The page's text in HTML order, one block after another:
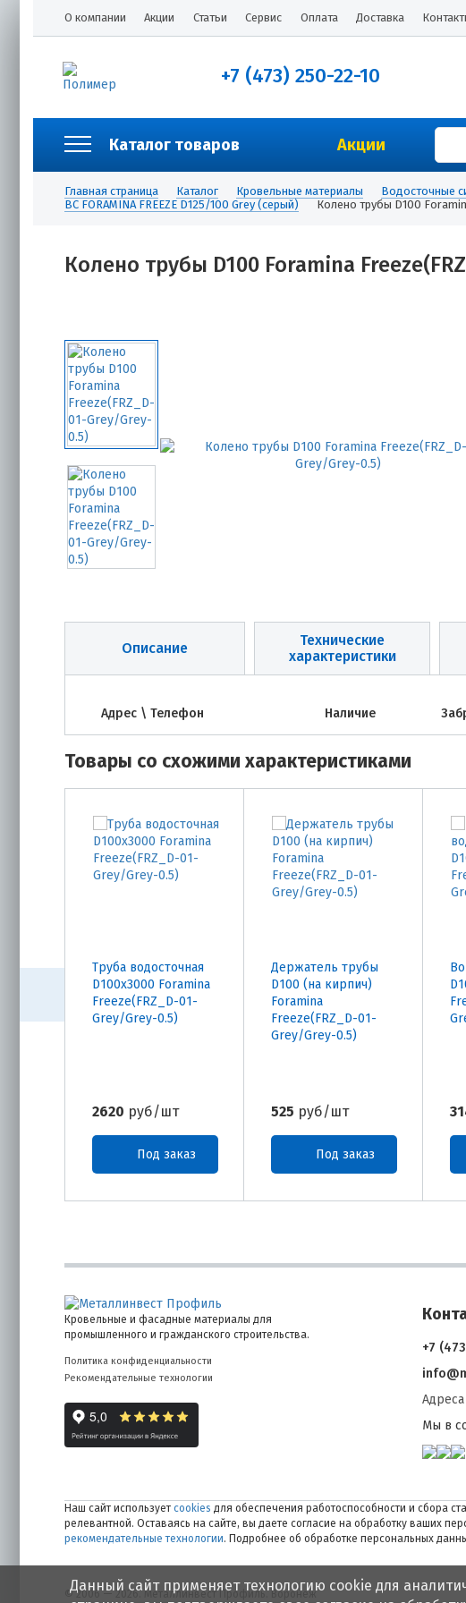
О компании Акции Статьи Сервис Оплата Доставка
+7 (473) 250-22-10
Каталог товаров Акции
Главная страница Каталог Кровельные материалы Водосточные
ВС FORAMINA FREEZE D125/100 Grey (серый)
Колено трубы D100
Колено трубы D100 Foramina
Описание
Технические
характеристики
Адрес \ Телефон Наличие
Товары со схожими характеристиками
Труба водосточная
D100х3000 Foramina
Freeze(FRZ_D-01-
Grey/Grey-0.5)
2620 руб/шт
Под заказ
Держатель трубы
D100 (на кирпич)
Foramina
Freeze(FRZ_D-01-
Grey/Grey-0.5)
525 руб/шт
Под заказ
Кровельные и фасадные материалы для
промышленного и гражданского строительства.
Политика конфиденциальности
Рекомендательные технологии
+7
Адреса
Мы в
Наш сайт использует cookies для обеспечения работоспособности и сбора
релевантной. Оставаясь на сайте, вы даете согласие на обработку ваших
рекомендательные технологии. Подробнее об обработке персональных
© 2006 — 2026. Металлинвест Профиль. Воронеж
Данный сайт применяет технологию cookie для